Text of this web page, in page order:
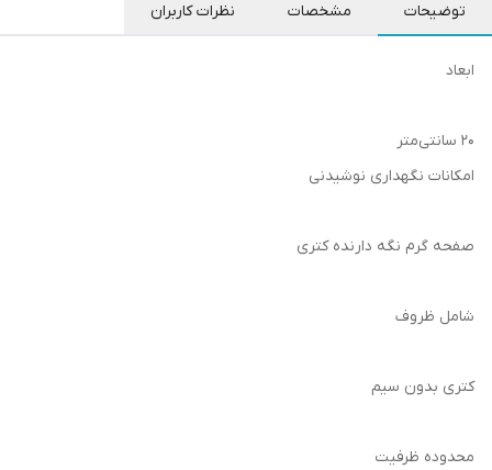
توضیحات مشخصات نظرات کاربران
ابعاد
۲۰ سانتی‌متر
امکانات نگهداری نوشیدنی
صفحه گرم نگه دارنده کتری
شامل ظروف
کتری بدون سیم
محدوده ظرفیت